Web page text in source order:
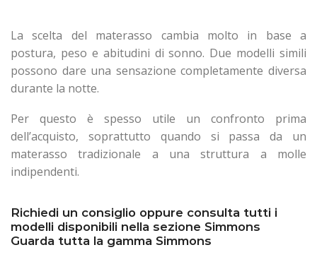
La scelta del materasso cambia molto in base a
postura, peso e abitudini di sonno. Due modelli simili
possono dare una sensazione completamente diversa
durante la notte.
Per questo è spesso utile un confronto prima
dell’acquisto, soprattutto quando si passa da un
materasso tradizionale a una struttura a molle
indipendenti.
Richiedi un consiglio oppure consulta tutti i
modelli disponibili nella sezione Simmons
Guarda tutta la gamma Simmons